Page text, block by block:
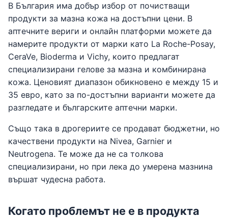
В България има добър избор от почистващи
продукти за мазна кожа на достъпни цени. В
аптечните вериги и онлайн платформи можете да
намерите продукти от марки като La Roche-Posay,
CeraVe, Bioderma и Vichy, които предлагат
специализирани гелове за мазна и комбинирана
кожа. Ценовият диапазон обикновено е между 15 и
35 евро, като за по-достъпни варианти можете да
разгледате и българските аптечни марки.
Също така в дрогериите се продават бюджетни, но
качествени продукти на Nivea, Garnier и
Neutrogena. Те може да не са толкова
специализирани, но при лека до умерена мазнина
вършат чудесна работа.
Когато проблемът не е в продукта